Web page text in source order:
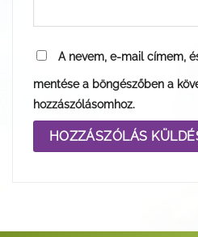
A nevem, e-mail címem,
mentése a böngészőben a
hozzászólásomhoz.